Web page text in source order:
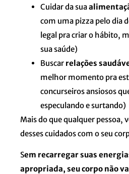
Cuidar da sua
com uma pizza pelo dia
legal pra criar o hábito,
sua saúde)
Buscar relações
melhor momento pra
concurseiros ansiosos
especulando e surtando)
Mais do que qualquer pessoa,
desses cuidados com o seu
Sem recarregar suas
apropriada, seu corpo não